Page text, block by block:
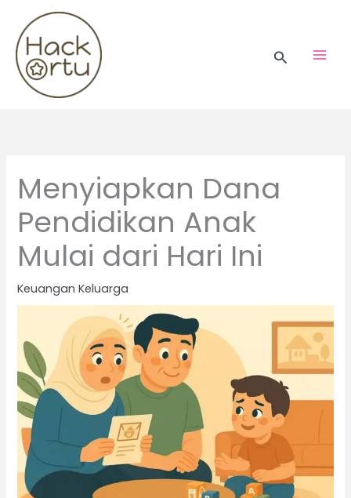
content
Search
Menyiapkan Dana
Pendidikan Anak
Mulai dari Hari Ini
Keuangan Keluarga